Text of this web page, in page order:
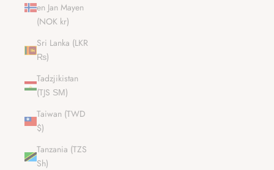
en Jan Mayen
(NOK kr)
Sri Lanka (LKR
₨)
Tadzjikistan
(TJS ЅМ)
Taiwan (TWD
$)
Tanzania (TZS
Sh)